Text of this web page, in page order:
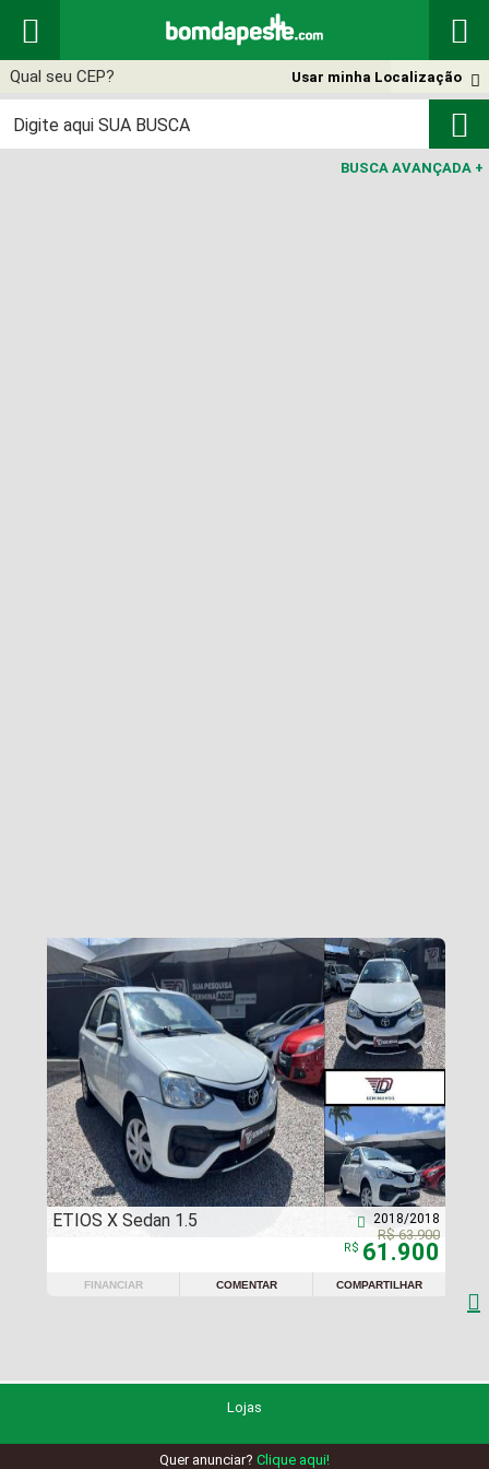
 

Usar minha Localização

BUSCA AVANÇADA +
ETIOS X Sedan 1.5 2018/2018

R$ 61.900
R$ 63.900
FINANCIAR COMENTAR COMPARTILHAR

Lojas
Quer anunciar? Clique aqui!